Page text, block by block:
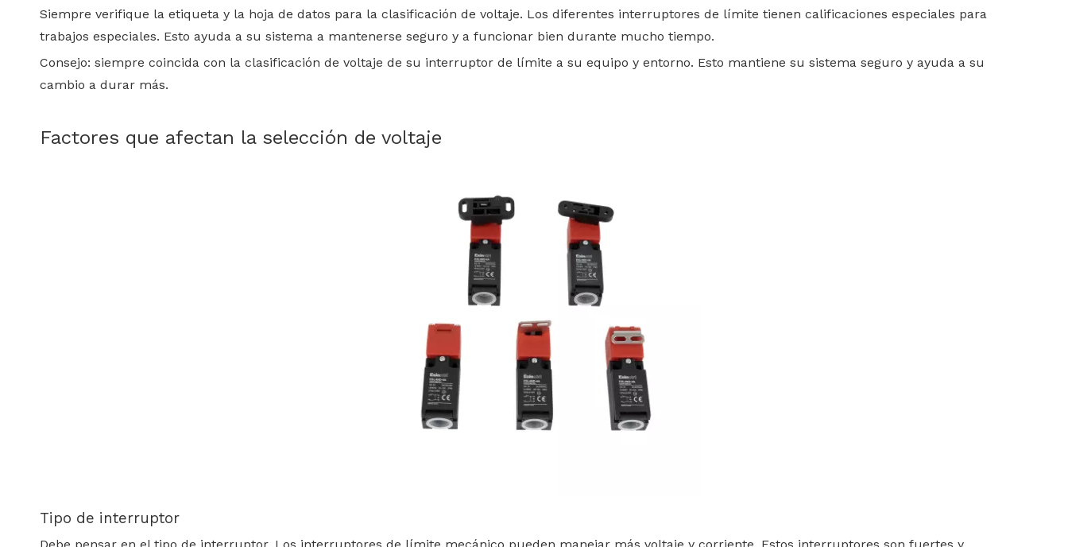
Siempre verifique la etiqueta y la hoja de datos para la clasificación de voltaje. Los diferentes interruptores de límite tienen calificaciones especiales para
trabajos especiales. Esto ayuda a su sistema a mantenerse seguro y a funcionar bien durante mucho tiempo.
Consejo: siempre coincida con la clasificación de voltaje de su interruptor de límite a su equipo y entorno. Esto mantiene su sistema seguro y ayuda a su
cambio a durar más.
Factores que afectan la selección de voltaje
Tipo de interruptor